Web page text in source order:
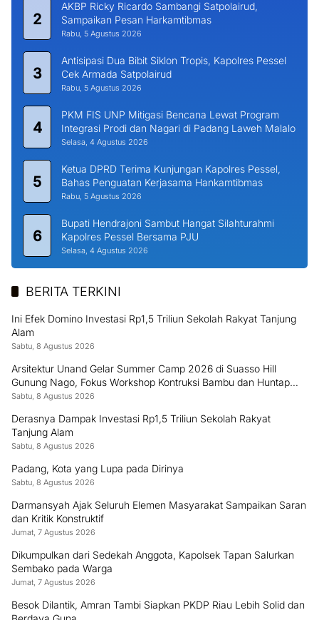
2
AKBP Ricky Ricardo Sambangi Satpolairud,
Sampaikan Pesan Harkamtibmas
Rabu, 5 Agustus 2026
3
Antisipasi Dua Bibit Siklon Tropis, Kapolres Pessel
Cek Armada Satpolairud
Rabu, 5 Agustus 2026
4
PKM FIS UNP Mitigasi Bencana Lewat Program
Integrasi Prodi dan Nagari di Padang Laweh Malalo
Selasa, 4 Agustus 2026
5
Ketua DPRD Terima Kunjungan Kapolres Pessel,
Bahas Penguatan Kerjasama Hankamtibmas
Rabu, 5 Agustus 2026
6
Bupati Hendrajoni Sambut Hangat Silahturahmi
Kapolres Pessel Bersama PJU
Selasa, 4 Agustus 2026
BERITA TERKINI
Ini Efek Domino Investasi Rp1,5 Triliun Sekolah Rakyat Tanjung
Alam
Sabtu, 8 Agustus 2026
Arsitektur Unand Gelar Summer Camp 2026 di Suasso Hill
Gunung Nago, Fokus Workshop Kontruksi Bambu dan Huntap
Kayu
Sabtu, 8 Agustus 2026
Derasnya Dampak Investasi Rp1,5 Triliun Sekolah Rakyat
Tanjung Alam
Sabtu, 8 Agustus 2026
Padang, Kota yang Lupa pada Dirinya
Sabtu, 8 Agustus 2026
Darmansyah Ajak Seluruh Elemen Masyarakat Sampaikan Saran
dan Kritik Konstruktif
Jumat, 7 Agustus 2026
Dikumpulkan dari Sedekah Anggota, Kapolsek Tapan Salurkan
Sembako pada Warga
Jumat, 7 Agustus 2026
Besok Dilantik, Amran Tambi Siapkan PKDP Riau Lebih Solid dan